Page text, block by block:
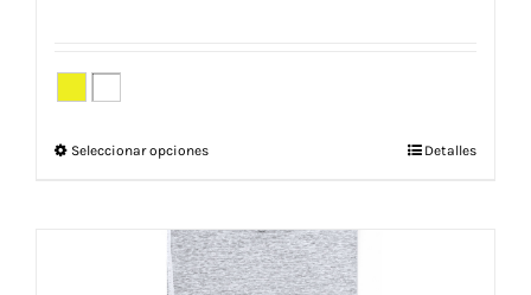
Seleccionar opcionesEste
múltiples
variantes.
Las
Detalles